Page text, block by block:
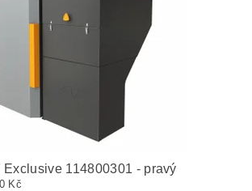
Exclusive 114800301 - pravý
Kč